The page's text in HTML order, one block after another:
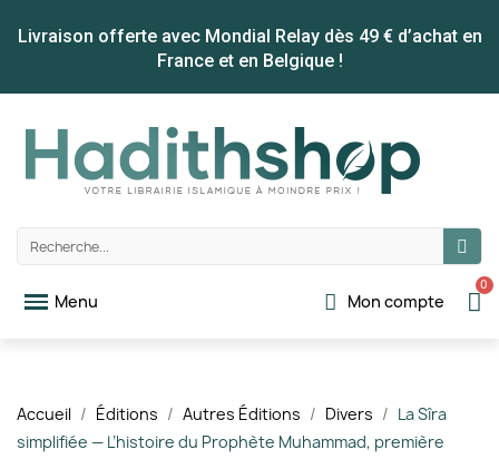
Livraison offerte avec Mondial Relay dès 49 € d’achat en
France et en Belgique !
Mon compte
Accueil Éditions Autres Éditions Divers
La Sîra
simplifiée — L’histoire du Prophète Muhammad, première